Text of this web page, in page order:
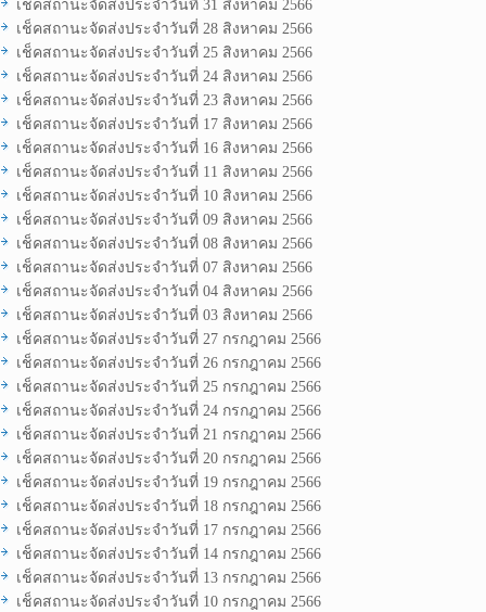
เช็คสถานะจัดส่งประจำวันที่ 31 สิงหาคม 2566
เช็คสถานะจัดส่งประจำวันที่ 28 สิงหาคม 2566
เช็คสถานะจัดส่งประจำวันที่ 25 สิงหาคม 2566
เช็คสถานะจัดส่งประจำวันที่ 24 สิงหาคม 2566
เช็คสถานะจัดส่งประจำวันที่ 23 สิงหาคม 2566
เช็คสถานะจัดส่งประจำวันที่ 17 สิงหาคม 2566
เช็คสถานะจัดส่งประจำวันที่ 16 สิงหาคม 2566
เช็คสถานะจัดส่งประจำวันที่ 11 สิงหาคม 2566
เช็คสถานะจัดส่งประจำวันที่ 10 สิงหาคม 2566
เช็คสถานะจัดส่งประจำวันที่ 09 สิงหาคม 2566
เช็คสถานะจัดส่งประจำวันที่ 08 สิงหาคม 2566
เช็คสถานะจัดส่งประจำวันที่ 07 สิงหาคม 2566
เช็คสถานะจัดส่งประจำวันที่ 04 สิงหาคม 2566
เช็คสถานะจัดส่งประจำวันที่ 03 สิงหาคม 2566
เช็คสถานะจัดส่งประจำวันที่ 27 กรกฎาคม 2566
เช็คสถานะจัดส่งประจำวันที่ 26 กรกฎาคม 2566
เช็คสถานะจัดส่งประจำวันที่ 25 กรกฎาคม 2566
เช็คสถานะจัดส่งประจำวันที่ 24 กรกฎาคม 2566
เช็คสถานะจัดส่งประจำวันที่ 21 กรกฎาคม 2566
เช็คสถานะจัดส่งประจำวันที่ 20 กรกฎาคม 2566
เช็คสถานะจัดส่งประจำวันที่ 19 กรกฎาคม 2566
เช็คสถานะจัดส่งประจำวันที่ 18 กรกฎาคม 2566
เช็คสถานะจัดส่งประจำวันที่ 17 กรกฎาคม 2566
เช็คสถานะจัดส่งประจำวันที่ 14 กรกฎาคม 2566
เช็คสถานะจัดส่งประจำวันที่ 13 กรกฎาคม 2566
เช็คสถานะจัดส่งประจำวันที่ 10 กรกฎาคม 2566